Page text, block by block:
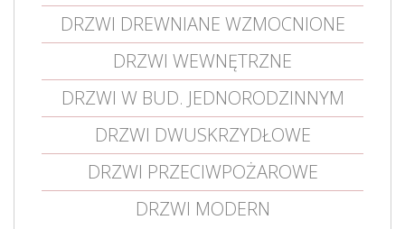
DRZWI DREWNIANE WZMOCNIONE
DRZWI WEWNĘTRZNE
DRZWI W BUD. JEDNORODZINNYM
DRZWI DWUSKRZYDŁOWE
DRZWI PRZECIWPOŻAROWE
DRZWI MODERN